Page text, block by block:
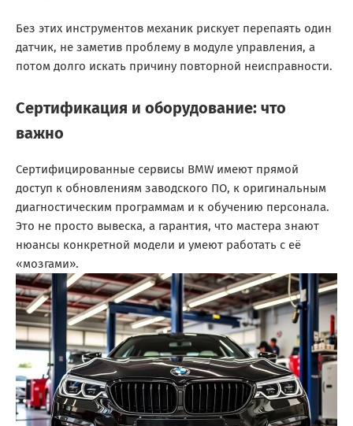
Без этих инструментов механик рискует перепаять один
датчик, не заметив проблему в модуле управления, а
потом долго искать причину повторной неисправности.
Сертификация и оборудование: что
важно
Сертифицированные сервисы BMW имеют прямой
доступ к обновлениям заводского ПО, к оригинальным
диагностическим программам и к обучению персонала.
Это не просто вывеска, а гарантия, что мастера знают
нюансы конкретной модели и умеют работать с её
«мозгами».